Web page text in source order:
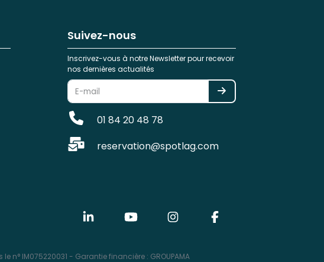
Suivez-nous
Inscrivez-vous à notre Newsletter pour recevoir
nos dernières actualités
01 84 20 48 78
reservation@spotlag.com
n° IM075220031 - Garantie financière : GROUPAMA